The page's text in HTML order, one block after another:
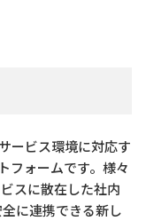
ービス環境に対応す
フォームです。様々
スに散在した社内
に連携できる新し